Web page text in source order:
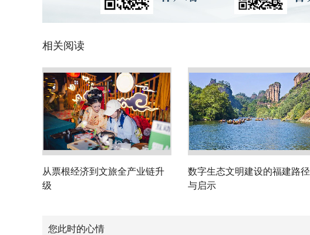
相关阅读
从票根经济到文旅全产业链升
级
数字生态文明建设的福建路径
与启示
您此时的心情